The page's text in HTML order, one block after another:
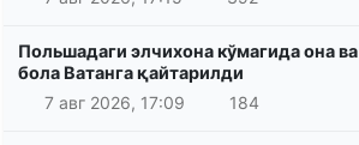
Польшадаги элчихона кўмагида она ва
бола Ватанга қайтарилди
7 авг 2026, 17:09
184